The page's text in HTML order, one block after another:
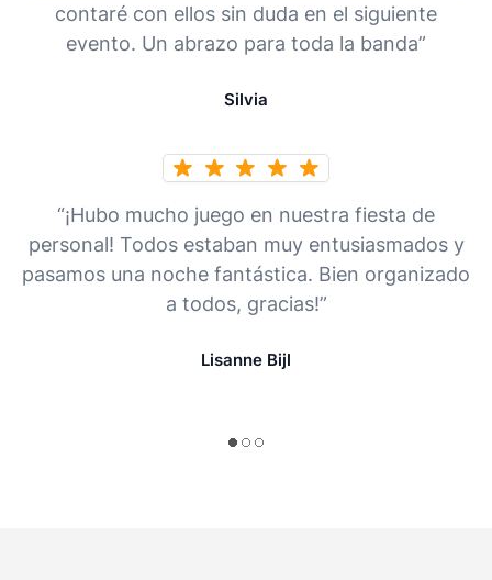
contaré con ellos sin duda en el siguiente
evento. Un abrazo para toda la banda”
Silvia
“¡Hubo mucho juego en nuestra fiesta de
personal! Todos estaban muy entusiasmados y
pasamos una noche fantástica. Bien organizado
a todos, gracias!”
Lisanne Bijl